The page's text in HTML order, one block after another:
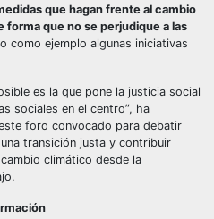
que hagan frente al cambio
forma que no se perjudique a las
como ejemplo algunas iniciativas
es la que pone la justicia social
sociales en el centro”, ha
foro convocado para debatir
transición justa y contribuir
climático desde la